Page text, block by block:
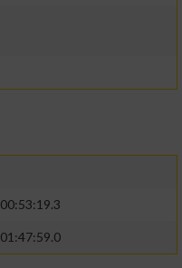
00:53:19.3
01:47:59.0